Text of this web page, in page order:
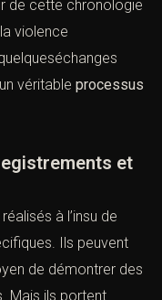
l’empriseaprès la
judiciaires, les
de cette
que la
pas à
s’inscrit dans